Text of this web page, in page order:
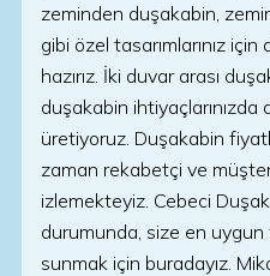
zeminden duşakabin,
gibi özel tasarımlarınız
hazırız. İki duvar arası
duşakabin
üretiyoruz. Duşakabin
zaman rekabetçi ve
izlemekteyiz. Cebeci
durumunda, size en
sunmak için buradayız.